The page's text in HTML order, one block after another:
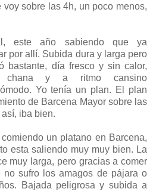
sobre las 4h, un poco menos,
este año sabiendo que ya
por allí. Subida dura y larga pero
bastante, día fresco y sin calor,
y a ritmo cansino
Yo tenía un plan. El plan
de Barcena Mayor sobre las
iba bien.
un platano en Barcena,
esta saliendo muy muy bien. La
muy larga, pero gracias a comer
sufro los amagos de pájara o
Bajada peligrosa y subida a